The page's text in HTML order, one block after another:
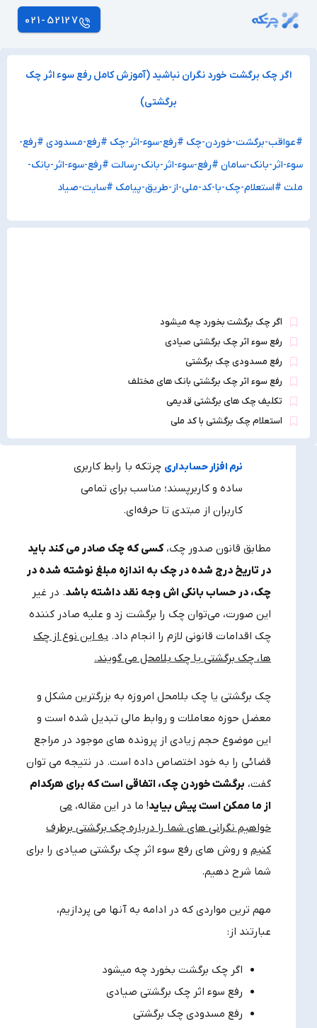
021-52127
اگر چک برگشت خورد نگران نباشید (آموزش کامل رفع سوء اثر چک
برگشتی)
#عواقب-برگشت-خوردن-چک #رفع-سوء-اثر-چک #رفع-مسدودی #رفع-
سوء-اثر-بانک-سامان #رفع-سوء-اثر-بانک-رسالت #رفع-سوء-اثر-بانک-
ملت #استعلام-چک-با-کد-ملی-از-طریق-پیامک #سایت-صیاد
اگر چک برگشت بخورد چه میشود
رفع سوء اثر چک برگشتی صیادی
رفع مسدودی چک برگشتی
رفع سوء اثر چک برگشتی بانک های مختلف
تکلیف چک های برگشتی قدیمی
استعلام چک برگشتی با کد ملی
نرم‌ افزار حسابداری چرتکه با رابط کاربری
ساده و کاربرپسند؛ مناسب برای تمامی
کاربران از مبتدی تا حرفه‌ای.
مطابق قانون صدور چک،کسی که چک صادر می‌ کند باید
در تاریخ درج شده در چک به اندازه مبلغ نوشته شده در
چک، در حساب بانکی‌ اش وجه نقد داشته باشد. در غیر
این صورت، می‌توان چک را برگشت زد و علیه صادر کننده
چک اقدامات قانونی لازم را انجام داد. به این نوع از چک‌
ها، چک برگشتی یا چک بلامحل می ‌گویند.
چک برگشتی یا چک بلامحل امروزه به بزرگترین مشکل و
معضل حوزه معاملات و روابط مالی تبدیل شده است و
این موضوع حجم زیادی از پرونده ‌های موجود در مراجع
قضائی را به خود اختصاص داده است. در نتیجه می توان
گفت، برگشت خوردن چک، اتفاقی است که برای هرکدام
از ما ممکن است پیش بیاید! ما در این مقاله، می
خواهیم نگرانی های شما را درباره چک برگشتی برطرف
کنیم و روش های رفع سوء اثر چک برگشتی صیادی را برای
شما شرح دهیم.
مهم ترین مواردی که در ادامه به آنها می پردازیم،
عبارتند از:
اگر چک برگشت بخورد چه میشود
رفع سوء اثر چک برگشتی صیادی
رفع مسدودی چک برگشتی